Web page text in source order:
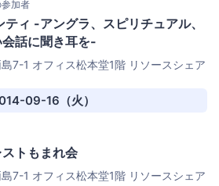
加者
ティ -アングラ、スピリチュアル、
話に聞き耳を-
7-1 オフィス松本堂1階 リソースシェア
09-16（火）
トもまれ会
7-1 オフィス松本堂1階 リソースシェア